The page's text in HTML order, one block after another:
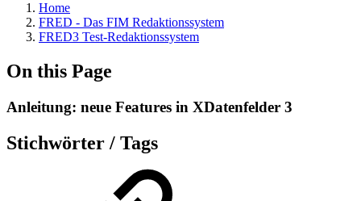
Home
FRED - Das FIM Redaktionssystem
FRED3 Test-Redaktionssystem
On this Page
Anleitung: neue Features in XDatenfelder 3
Stichwörter / Tags